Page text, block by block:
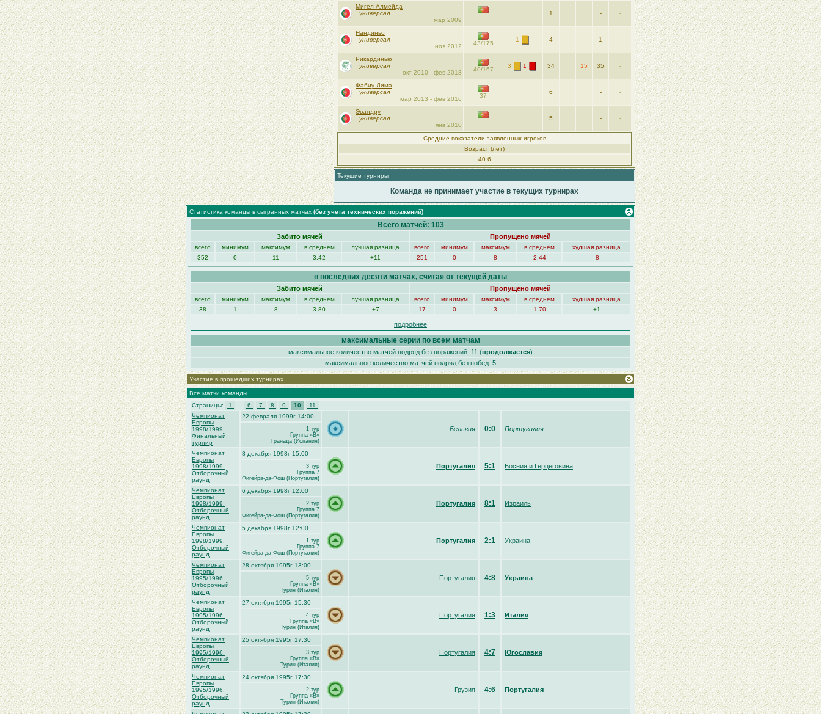
Мигел Алмейда
универсал
мар 2009
1 - -
Нандиньо
универсал
ноя 2012
43/175
1 4 1 -
Рикардинью
универсал
окт 2010 - фев 2018
40/167
3 1 34 15 35 -
Фабиу Лима
универсал
мар 2013 - фев 2016
37
6 - -
Эвандру
универсал
янв 2010
5 - -
Средние показатели заявленных игроков
Возраст (лет)
40.6
Текущие турниры
Команда не принимает участие в текущих турнирах
Статистика команды в сыгранных матчах (без учета технических поражений)
Всего матчей: 103
Забито мячей Пропущено мячей
всего минимум максимум в среднем лучшая разница всего минимум максимум в среднем
худшая разница
352
0 11 3.42 +11 251 0 8 2.44 -8
в последних десяти матчах, считая от текущей даты
Забито мячей Пропущено мячей
всего минимум максимум в среднем лучшая разница всего минимум максимум в среднем
худшая разница
38
1 8 3.80 +7 17 0 3 1.70 +1
подробнее
максимальные серии по всем матчам
максимальное количество матчей подряд без поражений: 11 (продолжается)
максимальное количество матчей подряд без побед: 5
Участие в прошедших турнирах
Все матчи команды
Страницы:
1 6 7 8 9 10
11
Чемпионат
Европы
1998/1999.
Финальный
турнир
22 февраля 1999г 14:00
Бельгия 0:0 Португалия
1 тур
Группа «B»
Гранада (Испания)
Чемпионат
Европы
1998/1999.
Отборочный
раунд
8 декабря 1998г 15:00
Португалия 5:1 Босния и Герцеговина
3 тур
Группа 7
Фигейра-да-Фош (Португалия)
Чемпионат
Европы
1998/1999.
Отборочный
раунд
6 декабря 1998г 12:00
Португалия 8:1 Израиль
2 тур
Группа 7
Фигейра-да-Фош (Португалия)
Чемпионат
Европы
1998/1999.
Отборочный
раунд
5 декабря 1998г 12:00
Португалия 2:1 Украина
1 тур
Группа 7
Фигейра-да-Фош (Португалия)
Чемпионат
Европы
1995/1996.
Отборочный
раунд
28 октября 1995г 13:00
Португалия 4:8 Украина
5 тур
Группа «B»
Турин (Италия)
Чемпионат
Европы
1995/1996.
Отборочный
раунд
27 октября 1995г 15:30
Португалия 1:3 Италия
4 тур
Группа «B»
Турин (Италия)
Чемпионат
Европы
1995/1996.
Отборочный
раунд
25 октября 1995г 17:30
Португалия 4:7 Югославия
3 тур
Группа «B»
Турин (Италия)
Чемпионат
Европы
1995/1996.
Отборочный
раунд
24 октября 1995г 17:30
Грузия 4:6 Португалия
2 тур
Группа «B»
Турин (Италия)